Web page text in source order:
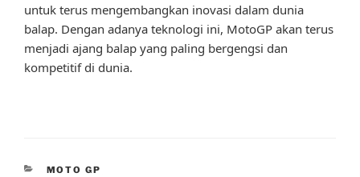
untuk terus mengembangkan inovasi dalam dunia
balap. Dengan adanya teknologi ini, MotoGP akan terus
menjadi ajang balap yang paling bergengsi dan
kompetitif di dunia.
CATEGORIES
MOTO GP